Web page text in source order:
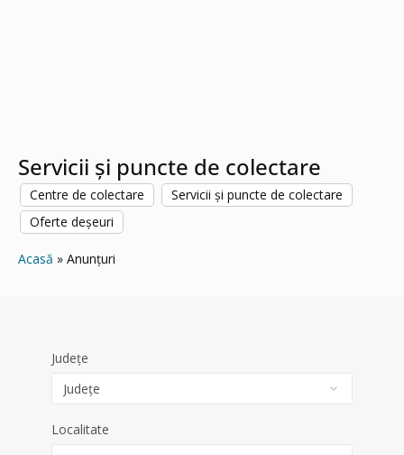
Servicii și puncte de colectare
Centre de colectare
Servicii și puncte de colectare
Oferte deșeuri
Acasă Anunțuri
Județe
Localitate